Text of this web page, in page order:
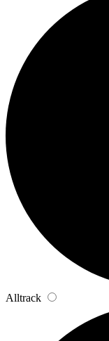
Alltrack